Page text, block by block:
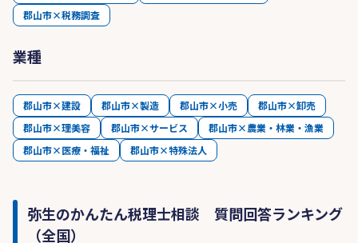
郡山市×税務調査
業種
郡山市×建設 郡山市×製造 郡山市×小売
郡山市×卸売
郡山市×理美容
郡山市×サービス
郡山市×農業・林業・漁業
郡山市×医療・福祉
郡山市×特殊法人
弥生のかんたん税理士相談 質問回答ランキング
（全国）